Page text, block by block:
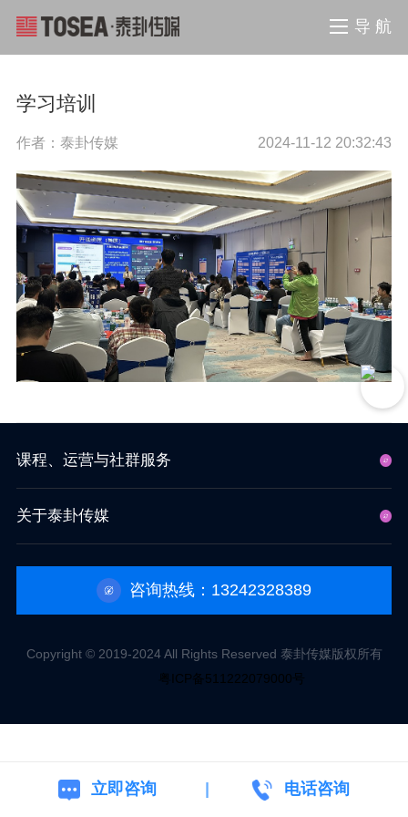
导 航
学习培训
作者：泰卦传媒 2024-11-12 20:32:43
课程、运营与社群服务
关于泰卦传媒
咨询热线：13242328389
Copyright © 2019-2024 All Rights Reserved 泰卦传媒版权所有
粤ICP备511222079000号
立即咨询 电话咨询